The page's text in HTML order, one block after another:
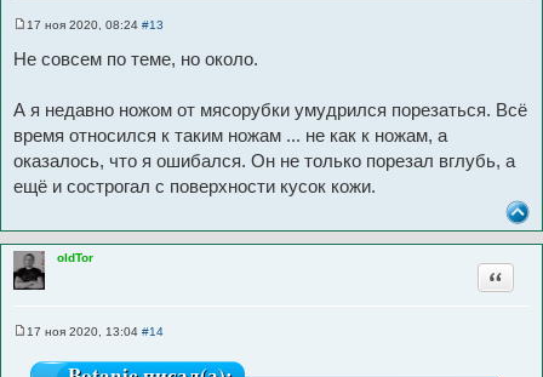
о
е
и
17 ноя 2020, 08:24 #13
Не совсем по теме, но около.
А я недавно ножом от мясорубки умудрился порезаться. Всё
время относился к таким ножам ... не как к ножам, а
оказалось, что я ошибался. Он не только порезал вглубь, а
ещё и сострогал с поверхности кусок кожи.
oldTor
Цитата
о
17 ноя 2020, 13:04 #14